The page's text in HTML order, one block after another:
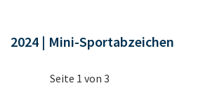
2024 | Mini-Sportabzeichen
Seite 1 von 3